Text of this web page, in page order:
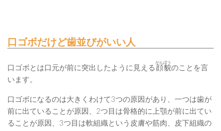
口ゴボだけど歯並びがいい人
口ゴボとは口元が前に突出したように見える 顔貌
がんぼう
のことを言
います。
口ゴボになるのは大きくわけて3つの原因があり、一つは歯が
前に出ていることが原因、2つ目は骨格的に上顎が前に出てい
ることが原因、3つ目は軟組織という皮膚や筋肉、皮下組織の